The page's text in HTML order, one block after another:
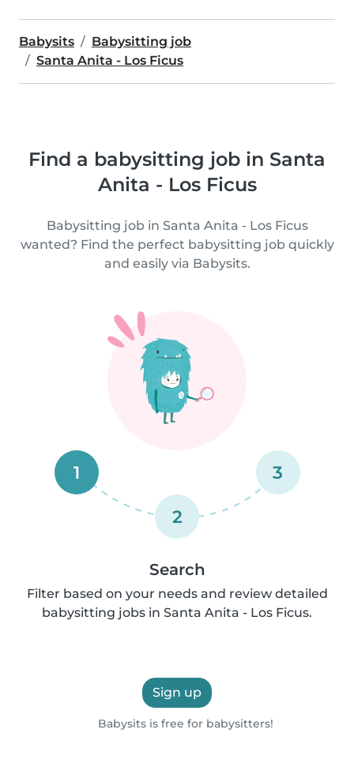
Babysits
Babysitting job
Santa Anita - Los Ficus
Find a babysitting job in Santa
Anita - Los Ficus
Babysitting job in Santa Anita - Los Ficus
wanted? Find the perfect babysitting job quickly
and easily via Babysits.
1
2
3
Search
Filter based on your needs and review detailed
babysitting jobs in Santa Anita - Los Ficus.
Sign up
Babysits is free for babysitters!